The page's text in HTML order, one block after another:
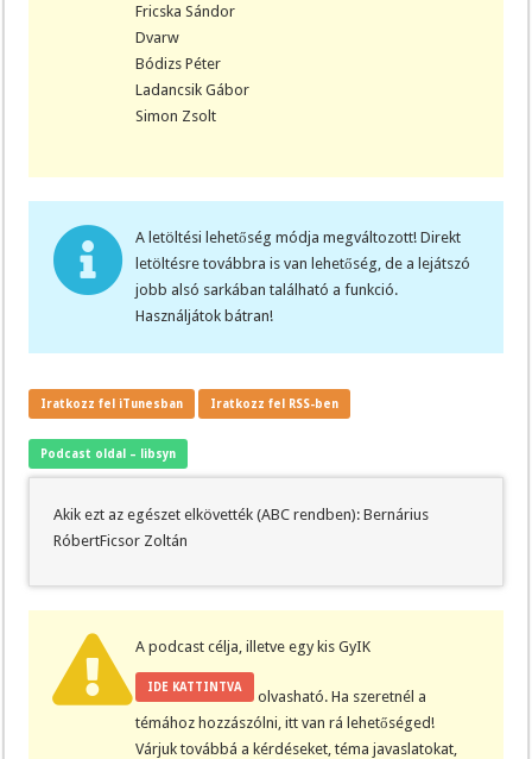
Fricska Sándor
Dvarw
Bódizs Péter
Ladancsik Gábor
Simon Zsolt
A letöltési lehetőség módja megváltozott! Direkt
letöltésre továbbra is van lehetőség, de a lejátszó
jobb alsó sarkában található a funkció.
Használjátok bátran!
Iratkozz fel iTunesban Iratkozz fel RSS-ben
Podcast oldal – libsyn
Akik ezt az egészet elkövették (ABC rendben): Bernárius
RóbertFicsor Zoltán
A podcast célja, illetve egy kis GyIK
IDE KATTINTVA
olvasható. Ha szeretnél a
témához hozzászólni, itt van rá lehetőséged!
Várjuk továbbá a kérdéseket, téma javaslatokat,